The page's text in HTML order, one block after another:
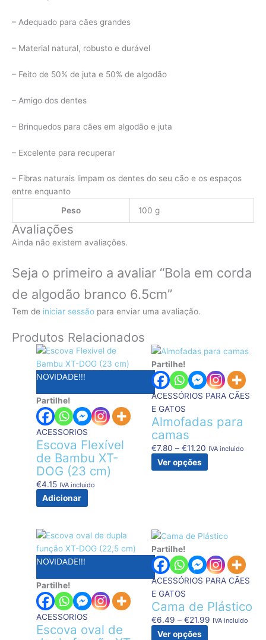
– Adequado para cães grandes
– Material natural, robusto e durável
– Feito de 50% de juta e 50% de algodão
– Amigo dos dentes
– Brinquedos para cães em algodão e juta
– Excelente para recuperar
– Fibras naturais limpam os dentes do seu cão e os espaços
entre enquanto
Peso
100 g
Avaliações
Ainda não existem avaliações.
Seja o primeiro a avaliar “Bola em corda
de algodão branco 6.5cm”
Tem de iniciar sessão para enviar uma avaliação.
Produtos Relacionados
NOVIDADE!!!
Partilhe!
ACESSORIOS
Escova Flexível
de Bambu XT-
DOG (23 cm)
€4.15 IVA incluido
Adicionar
Partilhe!
ACESSÓRIOS PARA CÃES
E GATOS
Almofadas para
camas
€7.80 – €11.20
Price
€7.80
through
IVA incluido
Ver opções
This
has
multiple
options
be
chosen
NOVIDADE!!!
Partilhe!
ACESSORIOS
Escova oval de
Partilhe!
ACESSÓRIOS PARA CÃES
E GATOS
Cama de Plástico
€6.49 – €21.99
Price
€6.49
through
IVA incluido
Ver opções
This
has
multiple
The
options
may